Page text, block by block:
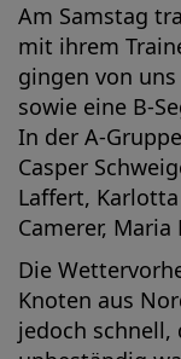
Am Samstag
mit ihrem
gingen von
sowie eine B-
In der A-
Casper
Laffert,
Camerer,
Die
Knoten aus
jedoch schnell,